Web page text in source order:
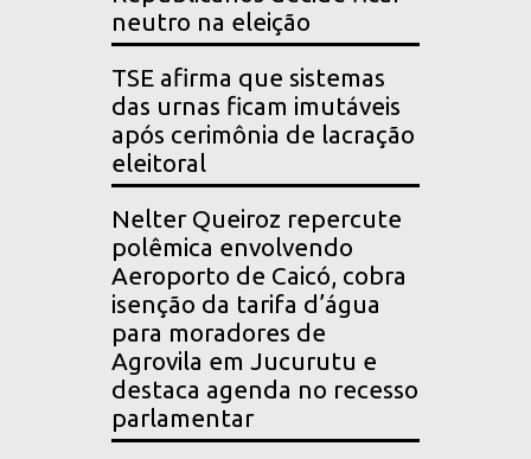
neutro na eleição
TSE afirma que sistemas
das urnas ficam imutáveis
após cerimônia de lacração
eleitoral
Nelter Queiroz repercute
polêmica envolvendo
Aeroporto de Caicó, cobra
isenção da tarifa d’água
para moradores de
Agrovila em Jucurutu e
destaca agenda no recesso
parlamentar